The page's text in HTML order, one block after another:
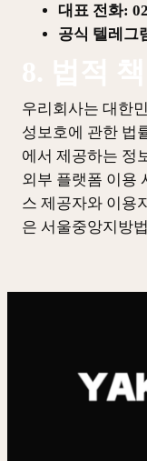
대표 전화:
공식 텔레그
우리회사는 대한
성보호에 관한 법
에서 제공하는 정
외부 플랫폼 이용
스 제공자와 이용
은 서울중앙지방